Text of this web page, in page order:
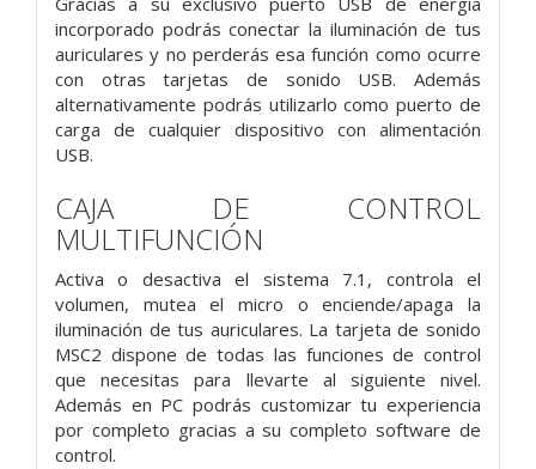
incorporado podrás conectar la iluminación de tus
auriculares y no perderás esa función como ocurre
con otras tarjetas de sonido USB. Además
alternativamente podrás utilizarlo como puerto de
carga de cualquier dispositivo con alimentación
USB.
CAJA DE CONTROL
MULTIFUNCIÓN
Activa o desactiva el sistema 7.1, controla el
volumen, mutea el micro o enciende/apaga la
iluminación de tus auriculares. La tarjeta de sonido
MSC2 dispone de todas las funciones de control
que necesitas para llevarte al siguiente nivel.
Además en PC podrás customizar tu experiencia
por completo gracias a su completo software de
control.